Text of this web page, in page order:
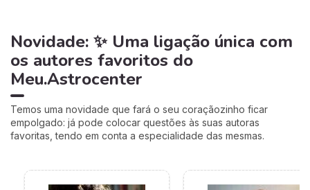
Novidade: ✨ Uma ligação única com
os autores favoritos do
Meu.Astrocenter
Temos uma novidade que fará o seu coraçãozinho ficar
empolgado: já pode colocar questões às suas autoras
favoritas, tendo em conta a especialidade das mesmas.